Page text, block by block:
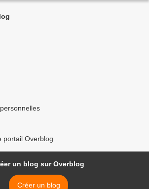
portail Overblog
un blog sur Overblog
Créer un blog